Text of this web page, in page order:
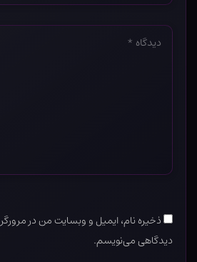
دیدگاه
ذخیره نام، ایمیل و وبسایت من در مرورگر
دیدگاهی می‌نویسم.